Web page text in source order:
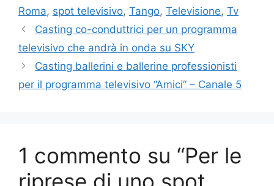
Roma, spot televisivo, Tango, Televisione, Tv
Casting co-conduttrici per un programma
televisivo che andrà in onda su SKY
Casting ballerini e ballerine professionisti
per il programma televisivo “Amici” – Canale 5
1 commento su “Per le